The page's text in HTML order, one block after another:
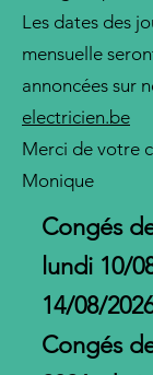
Les dates des
mensuelle
annoncées sur
electricien.be
Merci de votre
Congés
lundi 10/
14/08/
Congés